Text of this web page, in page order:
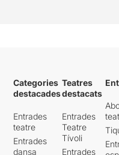
Categories
destacades
Entrades
teatre
Entrades
dansa
Teatres
destacats
Entrades
Teatre
Tívoli
Entrades